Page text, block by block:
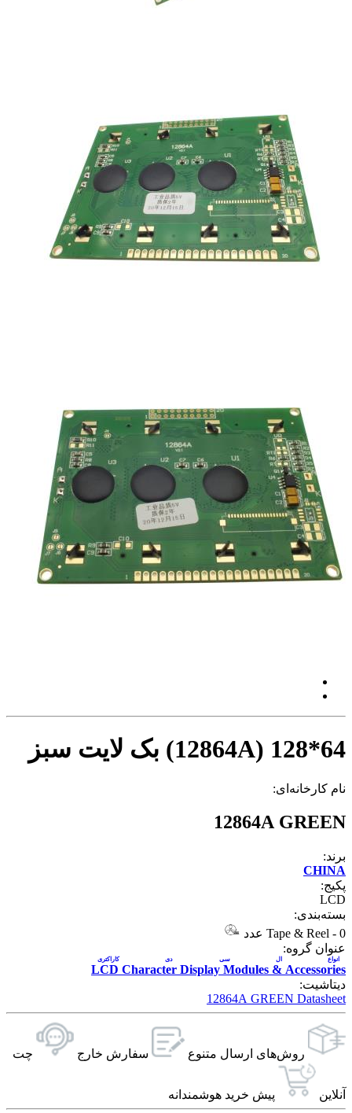
64*128 (12864A) بک لایت سبز
نام کارخانه‌ای:
12864A GREEN
برند:
CHINA
پکیج:
LCD
بسته‌بندی:
Tape & Reel - 0 عدد
عنوان گروه:
LCD Character Display Modules & Accessories
انواع ال سی دی کاراکتری
دیتاشیت:
12864A GREEN Datasheet
روش‌های ارسال‌ متنوع سفارش خارج چت
آنلاین پیش خرید هوشمندانه